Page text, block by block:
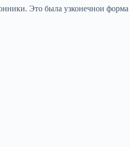
Это была узконечнои форма